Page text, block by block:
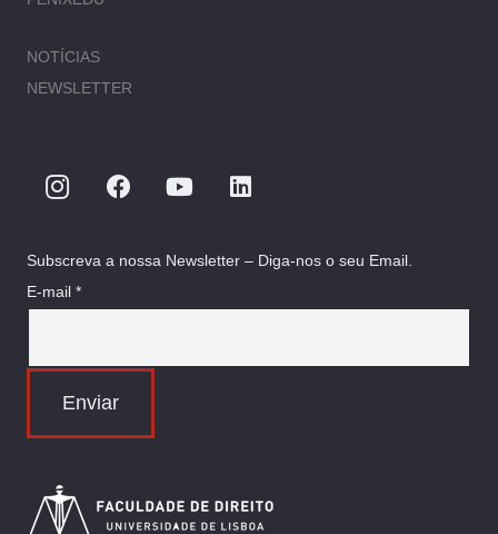
NOTÍCIAS
NEWSLETTER
Subscreva a nossa Newsletter – Diga-nos o seu Email.
E-mail *